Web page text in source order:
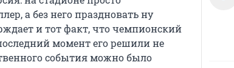
а без него праздновать ну
и тот факт, что чемпионский
момент его решили не
события можно было